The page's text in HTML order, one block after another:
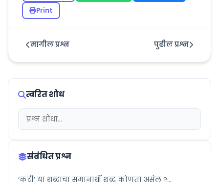
Print
मागील प्रश्न पुढील प्रश्न
त्वरित शोध
संबंधित प्रश्न
‘कटी’ या शब्दाचा समानार्थी शब्द कोणता असेल ?...